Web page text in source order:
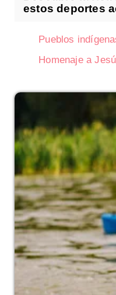
estos deportes
Pueblos
Homenaje a